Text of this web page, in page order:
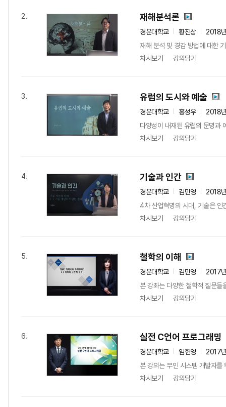
2. 재해분석론
경운대학교 황진상
2018
재해 분석 및 경감 방법에 대한
차시보기
강의담기
3. 유럽의 도시와 예술
경운대학교 홍성우
2018
다양성이 내재된 유럽의 문명과
차시보기
강의담기
4. 기술과 인간
경운대학교 김민영
2018
4차 산업혁명의 시대, 기술은 인
차시보기
강의담기
5. 철학의 이해
경운대학교 김민영
2017
본 강좌는 다양한 철학적 질문들
차시보기
강의담기
6. 실전 C언어 프로그래밍
경운대학교 임헌영
2017
본 강의는 무인 시스템 개발자를
차시보기
강의담기